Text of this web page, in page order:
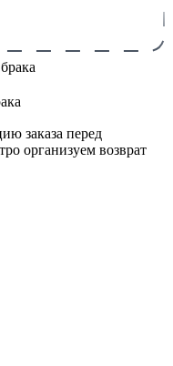
заказа перед
организуем возврат